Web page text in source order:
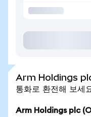
Arm Holdings
통화로 환전해 보세
Arm Holdings plc